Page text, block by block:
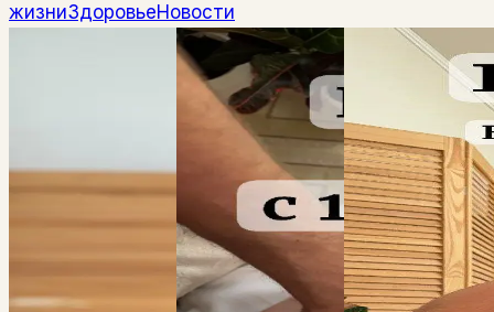
жизниЗдоровьеНовости